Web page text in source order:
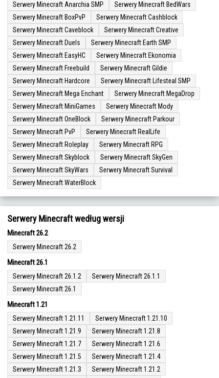
Serwery Minecraft Anarchia SMP
Serwery Minecraft BedWars
Serwery Minecraft BoxPvP
Serwery Minecraft Cashblock
Serwery Minecraft Caveblock
Serwery Minecraft Creative
Serwery Minecraft Duels
Serwery Minecraft Earth SMP
Serwery Minecraft EasyHC
Serwery Minecraft Ekonomia
Serwery Minecraft Freebuild
Serwery Minecraft Gildie
Serwery Minecraft Hardcore
Serwery Minecraft Lifesteal SMP
Serwery Minecraft Mega Enchant
Serwery Minecraft MegaDrop
Serwery Minecraft MiniGames
Serwery Minecraft Mody
Serwery Minecraft OneBlock
Serwery Minecraft Parkour
Serwery Minecraft PvP
Serwery Minecraft RealLife
Serwery Minecraft Roleplay
Serwery Minecraft RPG
Serwery Minecraft Skyblock
Serwery Minecraft SkyGen
Serwery Minecraft SkyWars
Serwery Minecraft Survival
Serwery Minecraft WaterBlock
Serwery Minecraft według wersji
Minecraft 26.2
Serwery Minecraft 26.2
Minecraft 26.1
Serwery Minecraft 26.1.2
Serwery Minecraft 26.1.1
Serwery Minecraft 26.1
Minecraft 1.21
Serwery Minecraft 1.21.11
Serwery Minecraft 1.21.10
Serwery Minecraft 1.21.9
Serwery Minecraft 1.21.8
Serwery Minecraft 1.21.7
Serwery Minecraft 1.21.6
Serwery Minecraft 1.21.5
Serwery Minecraft 1.21.4
Serwery Minecraft 1.21.3
Serwery Minecraft 1.21.2